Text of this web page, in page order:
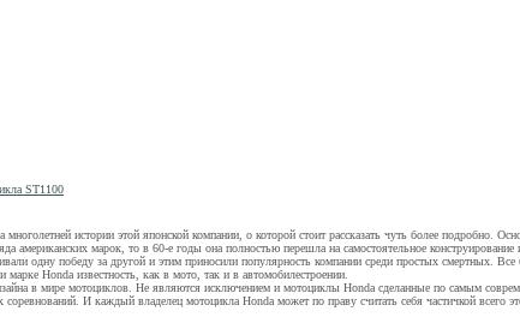
ST1100
истории этой японской компании, о которой стоит рассказать чуть более
марок, то в 60-е годы она полностью перешла на самостоятельное конструирование
одну победу за другой и этим приносили популярность компании среди простых смертных.
Honda известность, как в мото, так и в автомобилестроении.
в мире мотоциклов. Не являются исключением и мотоциклы Honda сделанные по самым
И каждый владелец мотоцикла Honda может по праву считать себя частичкой всего